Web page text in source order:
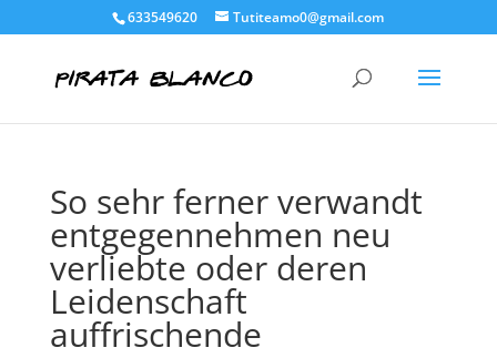
633549620 Tutiteamo0@gmail.com
So sehr ferner verwandt
entgegennehmen neu
verliebte oder deren
Leidenschaft
auffrischende